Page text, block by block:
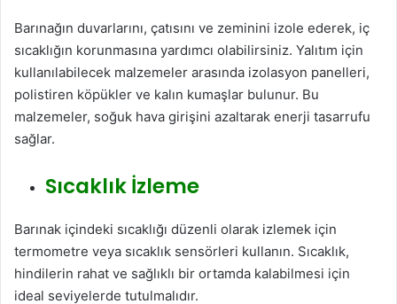
Barınağın duvarlarını, çatısını ve zeminini izole ederek, iç
sıcaklığın korunmasına yardımcı olabilirsiniz. Yalıtım için
kullanılabilecek malzemeler arasında izolasyon panelleri,
polistiren köpükler ve kalın kumaşlar bulunur. Bu
malzemeler, soğuk hava girişini azaltarak enerji tasarrufu
sağlar.
Sıcaklık İzleme
Barınak içindeki sıcaklığı düzenli olarak izlemek için
termometre veya sıcaklık sensörleri kullanın. Sıcaklık,
hindilerin rahat ve sağlıklı bir ortamda kalabilmesi için
ideal seviyelerde tutulmalıdır.